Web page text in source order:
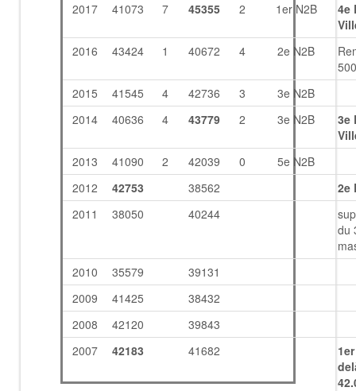
2017
41073 7 45355 2 1er N2B
4e
2016
43424 1 40672 4 2e N2B
2015
41545 4 42736 3
3e N2B
2014
40636 4 43779 2 3e N2B
3e
2013
41090 2 42039 0
5e N2B
2012
42753 38562
2e
2011
38050 40244
du
2010
35579
39131
2009
41425
38432
2008
42120
39843
2007
42183 41682